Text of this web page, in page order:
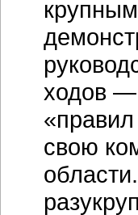
ходов —
свою